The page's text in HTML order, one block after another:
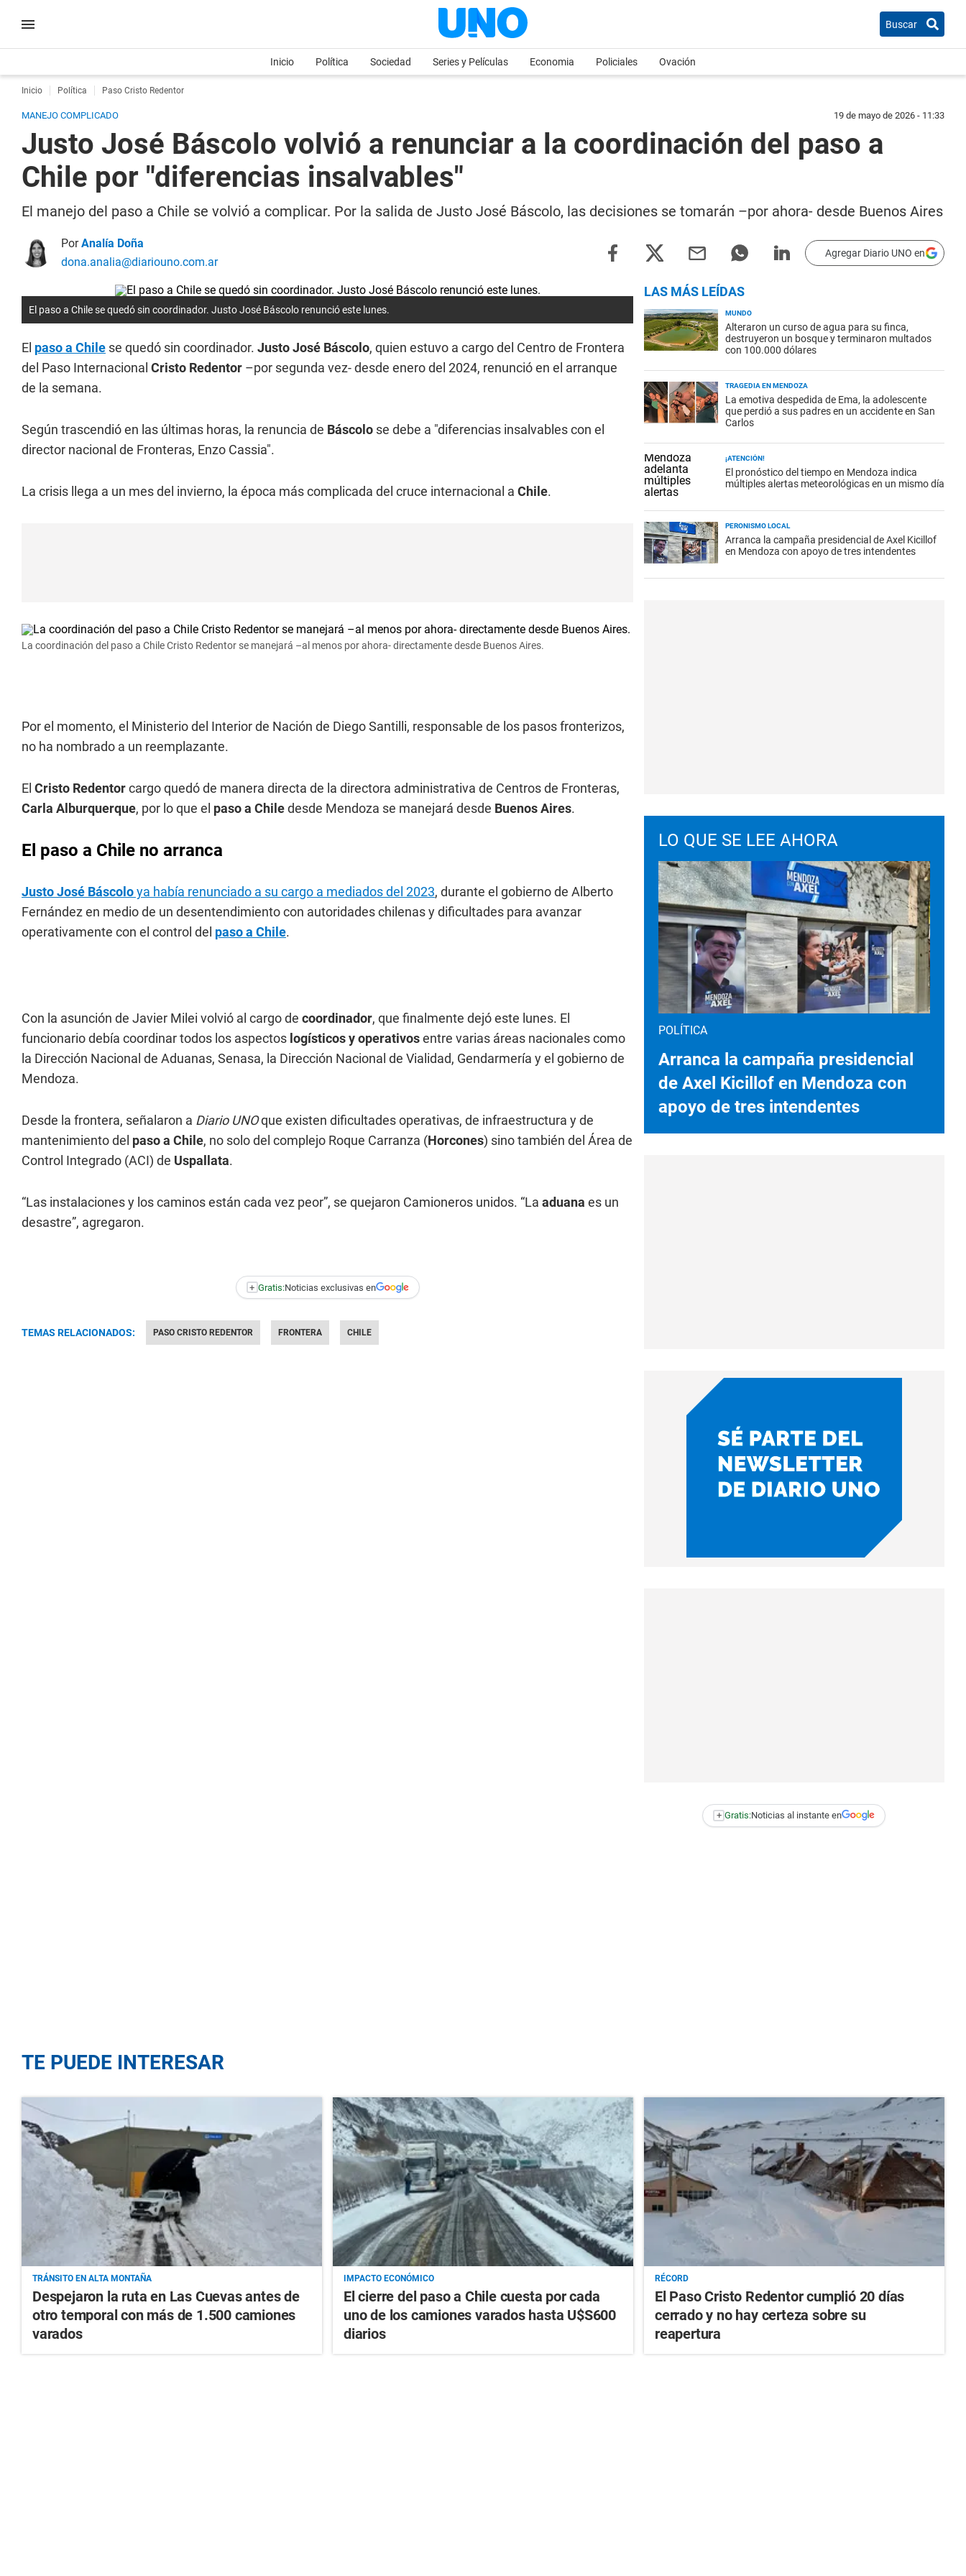
Buscar
Inicio Política Sociedad Series y Películas Economia Policiales Ovación
Inicio Política Paso Cristo Redentor
MANEJO COMPLICADO 19 de mayo de 2026 - 11:33
Justo José Báscolo volvió a renunciar a la coordinación del paso a
Chile por "diferencias insalvables"
El manejo del paso a Chile se volvió a complicar. Por la salida de Justo José Báscolo, las decisiones se tomarán –por ahora- desde Buenos Aires
PorAnalía Doña
dona.analia@diariouno.com.ar
Agregar Diario UNO en
El paso a Chile se quedó sin coordinador. Justo José Báscolo renunció este lunes.
El paso a Chile se quedó sin coordinador. Justo José Báscolo, quien estuvo a cargo del Centro de Frontera
del Paso Internacional Cristo Redentor –por segunda vez- desde enero del 2024, renunció en el arranque
de la semana.
Según trascendió en las últimas horas, la renuncia de Báscolo se debe a "diferencias insalvables con el
director nacional de Fronteras, Enzo Cassia".
La crisis llega a un mes del invierno, la época más complicada del cruce internacional a Chile.
La coordinación del paso a Chile Cristo Redentor se manejará –al menos por ahora- directamente desde Buenos Aires.
Por el momento, el Ministerio del Interior de Nación de Diego Santilli, responsable de los pasos fronterizos,
no ha nombrado a un reemplazante.
El Cristo Redentorcargo quedó de manera directa de la directora administrativa de Centros de Fronteras,
Carla Alburquerque, por lo que el paso a Chiledesde Mendoza se manejará desde Buenos Aires.
El paso a Chile no arranca
Justo José Báscoloya había renunciado a su cargo a mediados del 2023, durante el gobierno de Alberto
Fernández en medio de un desentendimiento con autoridades chilenas y dificultades para avanzar
operativamente con el control del paso a Chile.
Con la asunción de Javier Milei volvió al cargo de coordinador, que finalmente dejó este lunes. El
funcionario debía coordinar todos los aspectos logísticos y operativosentre varias áreas nacionales como
la Dirección Nacional de Aduanas, Senasa, la Dirección Nacional de Vialidad, Gendarmería y el gobierno de
Mendoza.
Desde la frontera, señalaron a Diario UNOque existen dificultades operativas, de infraestructura y de
mantenimiento del paso a Chile, no solo del complejo Roque Carranza (Horcones) sino también del Área de
Control Integrado (ACI) de Uspallata.
“Las instalaciones y los caminos están cada vez peor”, se quejaron Camioneros unidos. “La aduana es un
desastre”, agregaron.
+ Gratis:Noticias exclusivas en
TEMAS RELACIONADOS: PASO CRISTO REDENTOR FRONTERA CHILE
LAS MÁS LEÍDAS
MUNDO
Alteraron un curso de agua para su finca,
destruyeron un bosque y terminaron multados
con 100.000 dólares
TRAGEDIA EN MENDOZA
La emotiva despedida de Ema, la adolescente
que perdió a sus padres en un accidente en San
Carlos
¡ATENCIÓN!
El pronóstico del tiempo en Mendoza indica
múltiples alertas meteorológicas en un mismo día
PERONISMO LOCAL
Arranca la campaña presidencial de Axel Kicillof
en Mendoza con apoyo de tres intendentes
LO QUE SE LEE AHORA
POLÍTICA
Arranca la campaña presidencial
de Axel Kicillof en Mendoza con
apoyo de tres intendentes
+ Gratis:Noticias al instante en
TE PUEDE INTERESAR
TRÁNSITO EN ALTA MONTAÑA
Despejaron la ruta en Las Cuevas antes de
otro temporal con más de 1.500 camiones
varados
IMPACTO ECONÓMICO
El cierre del paso a Chile cuesta por cada
uno de los camiones varados hasta U$S600
diarios
RÉCORD
El Paso Cristo Redentor cumplió 20 días
cerrado y no hay certeza sobre su
reapertura